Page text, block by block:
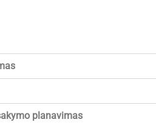
planavimas